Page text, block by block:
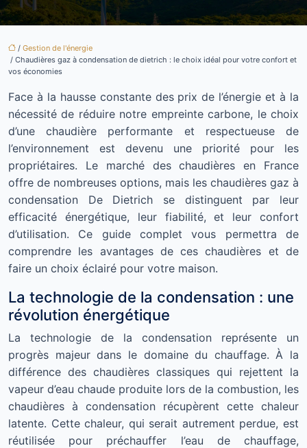
/ Gestion de l'énergie
/ Chaudières gaz à condensation de dietrich : le choix idéal pour votre confort et
vos économies
Face à la hausse constante des prix de l’énergie et à la
nécessité de réduire notre empreinte carbone, le choix
d’une chaudière performante et respectueuse de
l’environnement est devenu une priorité pour les
propriétaires. Le marché des chaudières en France
offre de nombreuses options, mais les chaudières gaz à
condensation De Dietrich se distinguent par leur
efficacité énergétique, leur fiabilité, et leur confort
d’utilisation. Ce guide complet vous permettra de
comprendre les avantages de ces chaudières et de
faire un choix éclairé pour votre maison.
La technologie de la condensation : une
révolution énergétique
La technologie de la condensation représente un
progrès majeur dans le domaine du chauffage. À la
différence des chaudières classiques qui rejettent la
vapeur d’eau chaude produite lors de la combustion, les
chaudières à condensation récupèrent cette chaleur
latente. Cette chaleur, qui serait autrement perdue, est
réutilisée pour préchauffer l’eau de chauffage,